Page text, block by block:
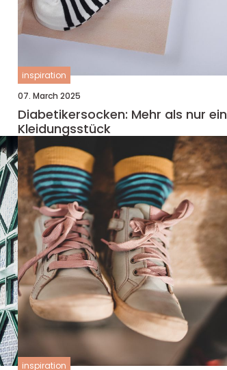
inspiration
07. March 2025
Diabetikersocken: Mehr als nur ein
Kleidungsstück
inspiration